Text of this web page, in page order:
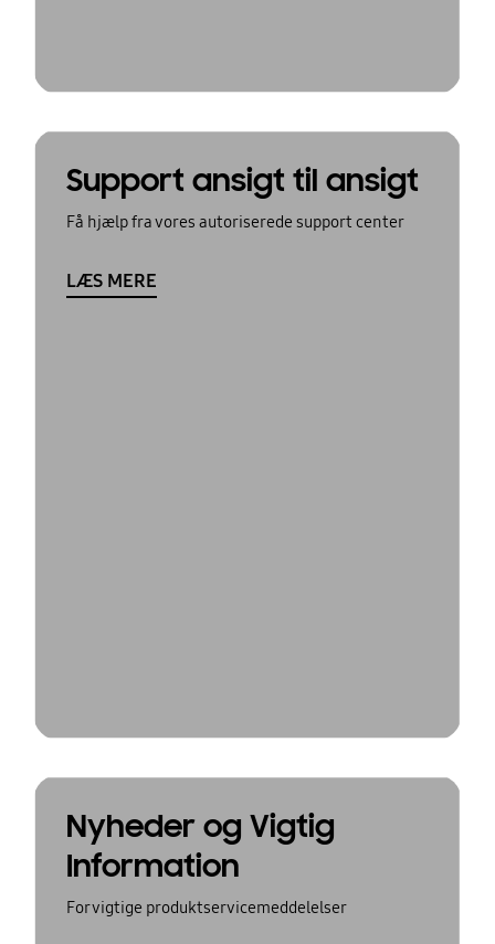
Support ansigt til ansigt
Få hjælp fra vores autoriserede support center
LÆS MERE
Nyheder og Vigtig
Information
For vigtige produktservicemeddelelser